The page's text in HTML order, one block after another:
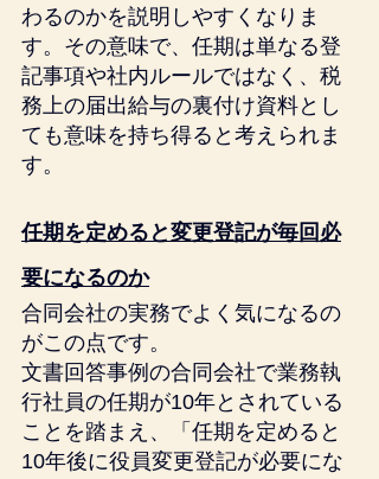
わるのかを説明しやすくなりま
す。その意味で、任期は単なる登
記事項や社内ルールではなく、税
務上の届出給与の裏付け資料とし
ても意味を持ち得ると考えられま
す。
任期を定めると変更登記が毎回必
要になるのか
合同会社の実務でよく気になるの
がこの点です。
文書回答事例の合同会社で業務執
行社員の任期が10年とされている
ことを踏まえ、「任期を定めると
10年後に役員変更登記が必要にな